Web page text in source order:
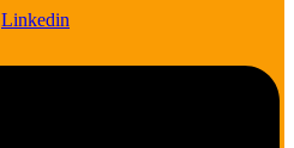
Linkedin